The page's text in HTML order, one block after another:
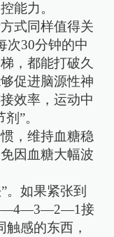
能力。
式同样值得关
次30分钟的中
，都能打破久
促进脑源性神
效率，运动中
”。
，维持血糖稳
因血糖大幅波
如果紧张到
接
感的东西，